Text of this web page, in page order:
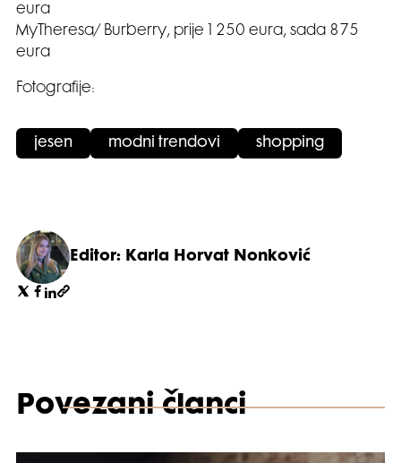
MyTheresa/ Burberry, prije 1 250 eura, sada 875
eura
Fotografije:
jesen modni trendovi shopping
Editor: Karla Horvat Nonković
Povezani članci